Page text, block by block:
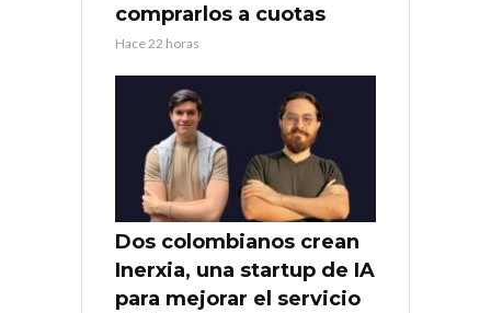
comprarlos a cuotas
Hace 22 horas
Dos colombianos crean
Inerxia, una startup de IA
para mejorar el servicio